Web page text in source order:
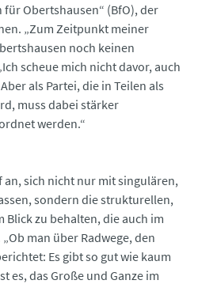
für Obertshausen“ (BfO), der
„Zum Zeitpunkt meiner
noch keinen
scheue mich nicht davor, auch
als Partei, die in Teilen als
muss dabei stärker
werden.“
an, sich nicht nur mit singulären,
sondern die strukturellen,
zu behalten, die auch im
man über Radwege, den
Es gibt so gut wie kaum
es, das Große und Ganze im